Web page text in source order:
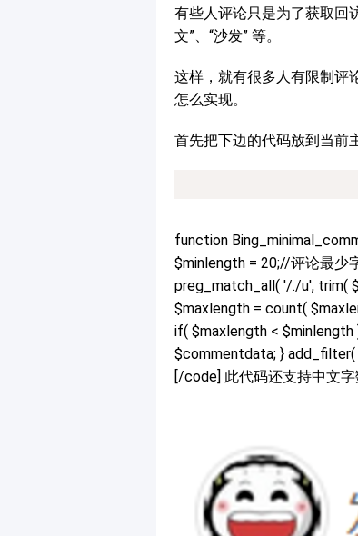
有些人评论只是为了获取回
文”、“沙发” 等。
这样，就有很多人有限制评
怎么实现。
首先把下边的代码放到当前
function
$minlength = 20;//评论最少
preg_match_all( '/./u', trim(
$maxlength = count(
if( $maxlength < $minlength
$commentdata; }
[/code] 此代码还支持中文字